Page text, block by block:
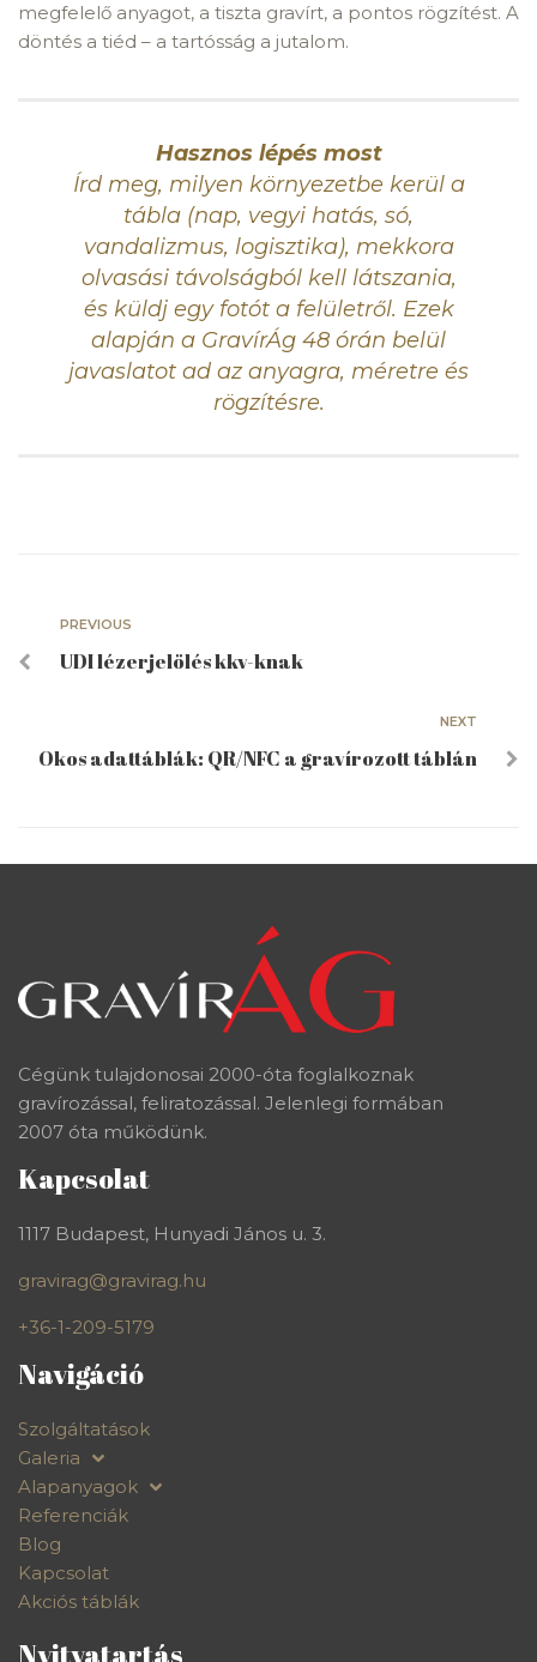
megfelelő anyagot, a tiszta gravírt, a pontos rögzítést. A
döntés a tiéd – a tartósság a jutalom.
Hasznos lépés most
Írd meg, milyen környezetbe kerül a
tábla (nap, vegyi hatás, só,
vandalizmus, logisztika), mekkora
olvasási távolságból kell látszania,
és küldj egy fotót a felületről. Ezek
alapján a GravírÁg 48 órán belül
javaslatot ad az anyagra, méretre és
rögzítésre.
PREVIOUS
UDI lézerjelölés kkv-knak
NEXT
Okos adattáblák: QR/NFC a gravírozott táblán
Cégünk tulajdonosai 2000-óta foglalkoznak
gravírozással, feliratozással. Jelenlegi formában
2007 óta működünk.
Kapcsolat
1117 Budapest, Hunyadi János u. 3.
gravirag@gravirag.hu
+36-1-209-5179
Navigáció
Szolgáltatások
Galeria
Alapanyagok
Referenciák
Blog
Kapcsolat
Akciós táblák
Nyitvatartás